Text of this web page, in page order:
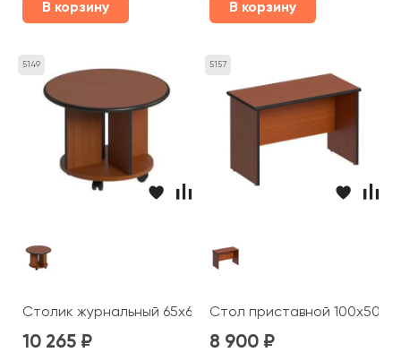
В корзину В корзину
5149
Столик журнальный 65x65x49 Дин-Р
10 265
5157
Стол приставной
8 900